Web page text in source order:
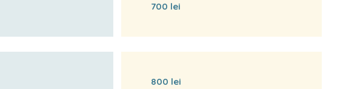
700 lei
800 lei